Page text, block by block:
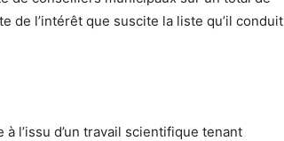
de l’intérêt que suscite la liste qu’il conduit
l’issu d’un travail scientifique tenant